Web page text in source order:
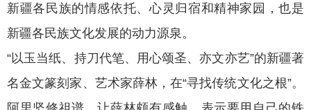
新疆各民族的情感依托、心灵归宿和精神家园，也是
新疆各民族文化发展的动力源泉。
“以玉当纸、持刀代笔、用心颂圣、亦文亦艺”的新疆著
名金文篆刻家、艺术家薛林，在“寻找传统文化之根”。